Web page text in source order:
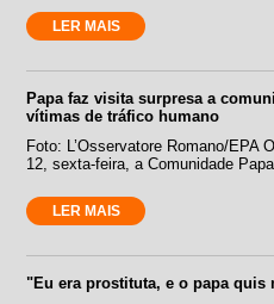
LER MAIS
Papa faz visita surpresa a
vítimas de tráfico humano
Foto: L’Osservatore Romano/EPA
12, sexta-feira, a Comunidade
LER MAIS
"Eu era prostituta, e o papa quis